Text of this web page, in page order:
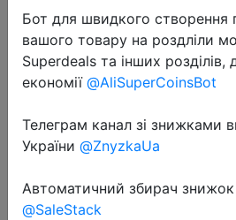
Перейти до
Бот для швидкого створення
вашого товару на роздліли
Superdeals та інших розділів,
економії @AliSuperCoinsBot
Телеграм канал зі знижками
України @ZnyzkaUa
Автоматичний збирач
@SaleStack